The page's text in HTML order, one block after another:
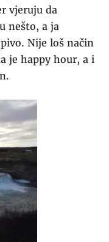
vjeruju da
nešto, a ja
Nije loš način
je happy hour, a i